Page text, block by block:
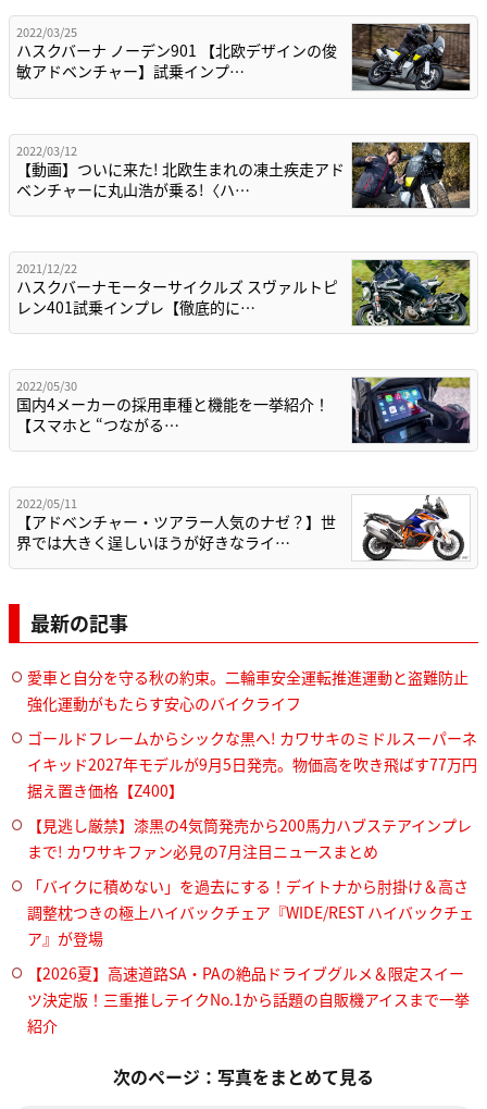
2022/03/25
ハスクバーナ ノーデン901 【北欧デザインの俊
敏アドベンチャー】試乗インプ…
2022/03/12
【動画】ついに来た! 北欧生まれの凍土疾走アド
ベンチャーに丸山浩が乗る!〈ハ…
2021/12/22
ハスクバーナモーターサイクルズ スヴァルトピ
レン401試乗インプレ【徹底的に…
2022/05/30
国内4メーカーの採用車種と機能を一挙紹介！
【スマホと “つながる…
2022/05/11
【アドベンチャー・ツアラー人気のナゼ？】世
界では大きく逞しいほうが好きなライ…
最新の記事
愛車と自分を守る秋の約束。二輪車安全運転推進運動と盗難防止
強化運動がもたらす安心のバイクライフ
ゴールドフレームからシックな黒へ! カワサキのミドルスーパーネ
イキッド2027年モデルが9月5日発売。物価高を吹き飛ばす77万円
据え置き価格【Z400】
【見逃し厳禁】漆黒の4気筒発売から200馬力ハブステアインプレ
まで! カワサキファン必見の7月注目ニュースまとめ
「バイクに積めない」を過去にする！デイトナから肘掛け＆高さ
調整枕つきの極上ハイバックチェア『WIDE/REST ハイバックチェ
ア』が登場
【2026夏】高速道路SA・PAの絶品ドライブグルメ＆限定スイー
ツ決定版！三重推しテイクNo.1から話題の自販機アイスまで一挙
紹介
次のページ：写真をまとめて見る